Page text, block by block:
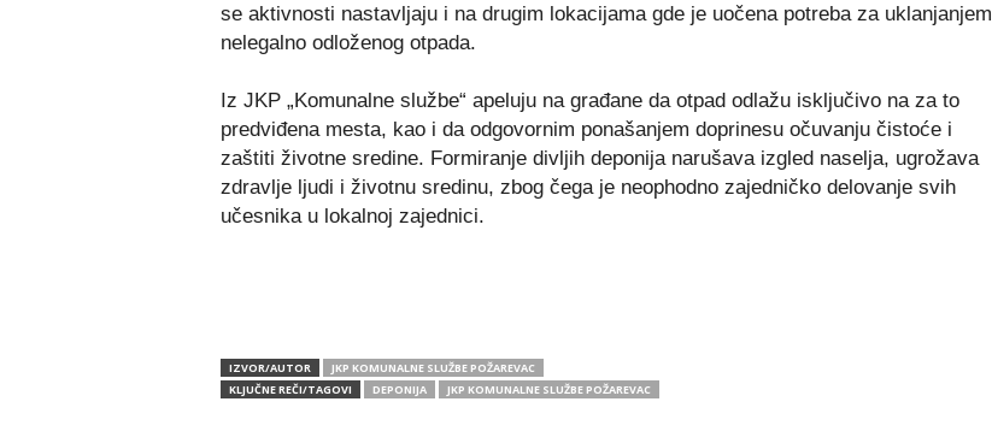
se aktivnosti nastavljaju i na drugim lokacijama gde je uočena potreba za uklanjanjem
nelegalno odloženog otpada.
Iz JKP „Komunalne službe“ apeluju na građane da otpad odlažu isključivo na za to
predviđena mesta, kao i da odgovornim ponašanjem doprinesu očuvanju čistoće i
zaštiti životne sredine. Formiranje divljih deponija narušava izgled naselja, ugrožava
zdravlje ljudi i životnu sredinu, zbog čega je neophodno zajedničko delovanje svih
učesnika u lokalnoj zajednici.
IZVOR/AUTOR
JKP KOMUNALNE SLUŽBE POŽAREVAC
KLJUČNE REČI/TAGOVI
DEPONIJA JKP KOMUNALNE SLUŽBE POŽAREVAC